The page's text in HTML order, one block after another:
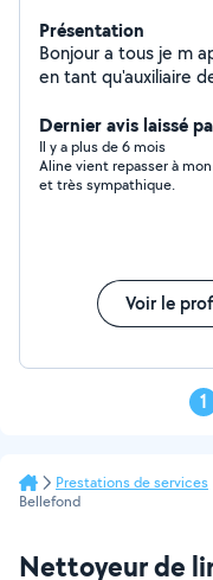
Présentation
Bonjour a tous je m
en tant qu'auxiliaire
méticuleuse,
on me dit souriante
Dernier avis laissé
Il y a plus de 6 mois
Aline vient repasser à
et très sympathique.
Voir le
1
Prestations de services
Bellefond
Nettoyeur de